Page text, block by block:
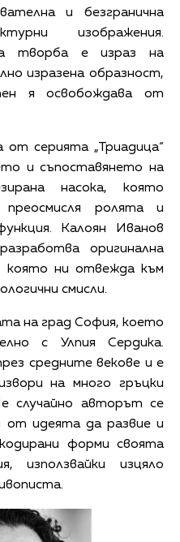
и безгранична
изображения.
творба е израз на
изразена образност,
я освобождава от
серията „Триадица“
и съпоставянето на
насока, която
ролята и
Калоян Иванов
оригинална
която ни отвежда към
смисли.
на град София, което
с Улпия Сердика.
средните векове и е
на много гръцки
случайно авторът се
от идеята да развие и
форми своята
използвайки изцяло